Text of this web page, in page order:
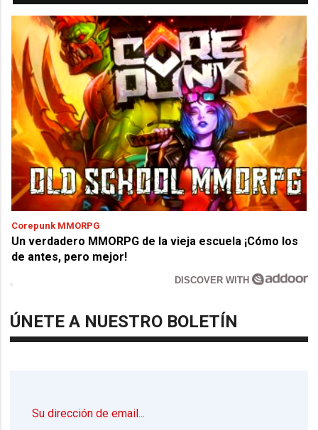
Corepunk MMORPG
Un verdadero MMORPG de la vieja escuela ¡Cómo los
de antes, pero mejor!
DISCOVER WITH
ÚNETE A NUESTRO BOLETÍN